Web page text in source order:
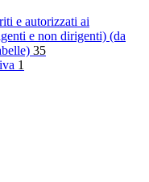
e autorizzati ai
e non dirigenti) (da
35
1